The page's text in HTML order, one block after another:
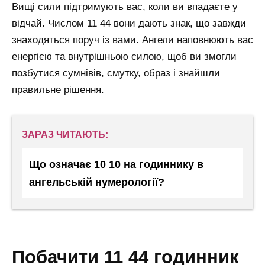
Вищі сили підтримують вас, коли ви впадаєте у
відчай. Числом 11 44 вони дають знак, що завжди
знаходяться поруч із вами. Ангели наповнюють вас
енергією та внутрішньою силою, щоб ви змогли
позбутися сумнівів, смутку, образ і знайшли
правильне рішення.
ЗАРАЗ ЧИТАЮТЬ:
Що означає 10 10 на годиннику в
ангельській нумерології?
побачити 11 44 годинник